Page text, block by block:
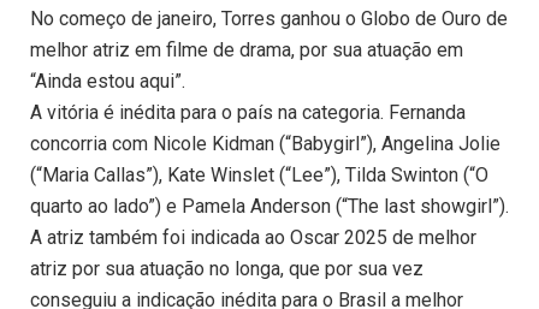
No começo de janeiro, Torres ganhou o Globo de Ouro de
melhor atriz em filme de drama, por sua atuação em
“Ainda estou aqui”.
A vitória é inédita para o país na categoria. Fernanda
concorria com Nicole Kidman (“Babygirl”), Angelina Jolie
(“Maria Callas”), Kate Winslet (“Lee”), Tilda Swinton (“O
quarto ao lado”) e Pamela Anderson (“The last showgirl”).
A atriz também foi indicada ao Oscar 2025 de melhor
atriz por sua atuação no longa, que por sua vez
conseguiu a indicação inédita para o Brasil a melhor